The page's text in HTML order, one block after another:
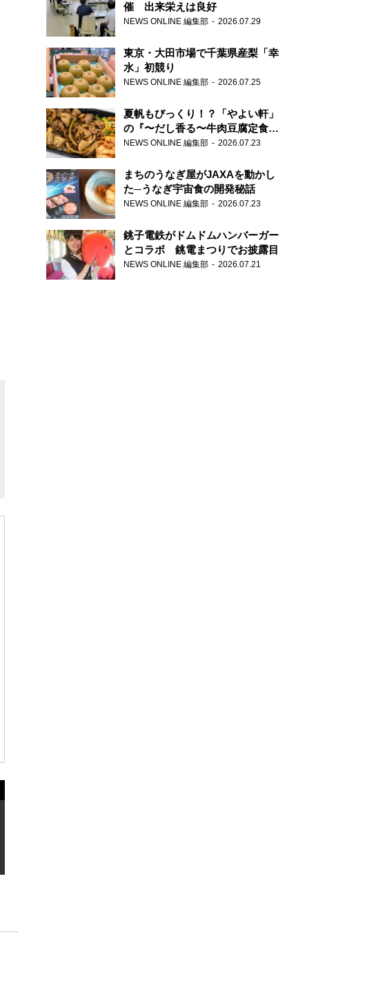
催 出来栄えは良好
NEWS ONLINE 編集部 2026.07.29
東京・大田市場で千葉県産梨「幸
水」初競り
NEWS ONLINE 編集部 2026.07.25
夏帆もびっくり！？「やよい軒」
の『〜だし香る〜牛肉豆腐定食』
が香り高すぎる
NEWS ONLINE 編集部 2026.07.23
まちのうなぎ屋がJAXAを動かし
た─うなぎ宇宙食の開発秘話
NEWS ONLINE 編集部 2026.07.23
銚子電鉄がドムドムハンバーガー
とコラボ 銚電まつりでお披露目
NEWS ONLINE 編集部 2026.07.21